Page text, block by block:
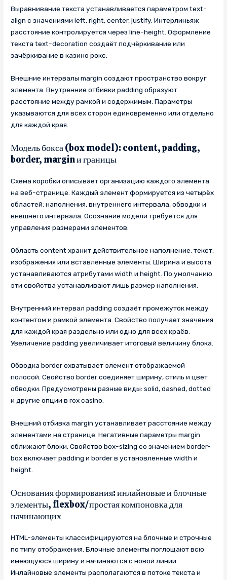
Выравнивание текста устанавливается параметром text-
align с значениями left, right, center, justify. Интерлиньяж
расстояние контролируется через line-height. Оформление
текста text-decoration создаёт подчёркивание или
зачёркивание в казино рокс.
Внешние интервалы margin создают пространство вокруг
элемента. Внутренние отбивки padding образуют
расстояние между рамкой и содержимым. Параметры
указываются для всех сторон единовременно или отдельно
для каждой края.
Модель бокса (box model): content, padding,
border, margin и границы
Схема коробки описывает организацию каждого элемента
на веб-странице. Каждый элемент формируется из четырёх
областей: наполнения, внутреннего интервала, обводки и
внешнего интервала. Осознание модели требуется для
управления размерами элементов.
Область content хранит действительное наполнение: текст,
изображения или вставленные элементы. Ширина и высота
устанавливаются атрибутами width и height. По умолчанию
эти свойства устанавливают лишь размер наполнения.
Внутренний интервал padding создаёт промежуток между
контентом и рамкой элемента. Свойство получает значения
для каждой края раздельно или одно для всех краёв.
Увеличение padding увеличивает итоговый величину блока.
Обводка border охватывает элемент отображаемой
полосой. Свойство border соединяет ширину, стиль и цвет
обводки. Предусмотрены разные виды: solid, dashed, dotted
и другие опции в rox casino.
Внешний отбивка margin устанавливает расстояние между
элементами на странице. Негативные параметры margin
сближают блоки. Свойство box-sizing со значением border-
box включает padding и border в установленные width и
height.
Основания формирования: инлайновые и блочные
элементы, flexbox/простая компоновка для
начинающих
HTML-элементы классифицируются на блочные и строчные
по типу отображения. Блочные элементы поглощают всю
имеющуюся ширину и начинаются с новой линии.
Инлайновые элементы располагаются в потоке текста и